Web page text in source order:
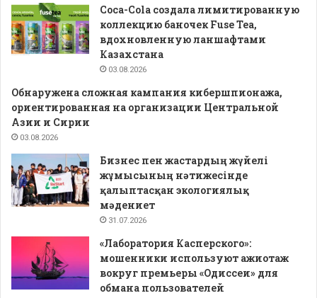
Coca-Cola создала лимитированную
коллекцию баночек Fuse Tea,
вдохновленную ланшафтами
Казахстана
03.08.2026
Обнаружена сложная кампания кибершпионажа,
ориентированная на организации Центральной
Азии и Сирии
03.08.2026
Бизнес пен жастардың жүйелі
жұмысының нәтижесінде
қалыптасқан экологиялық
мәдениет
31.07.2026
«Лаборатория Касперского»:
мошенники используют ажиотаж
вокруг премьеры «Одиссеи» для
обмана пользователей